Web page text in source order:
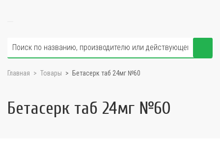
Главная Товары Бетасерк таб 24мг №60
Бетасерк таб 24мг №60